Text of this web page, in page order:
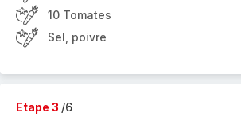
10 Tomates
Sel, poivre
Etape 3 /6